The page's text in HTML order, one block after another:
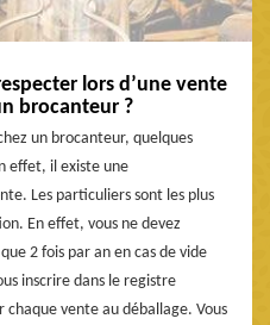
lors d’une vente
brocanteur ?
un brocanteur, quelques
effet, il existe une
Les particuliers sont les plus
En effet, vous ne devez
2 fois par an en cas de vide
inscrire dans le registre
chaque vente au déballage. Vous